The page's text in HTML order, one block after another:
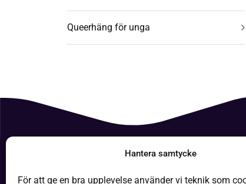
Hantera samtycke
För att ge en bra upplevelse använder vi teknik som
Queerhäng för unga